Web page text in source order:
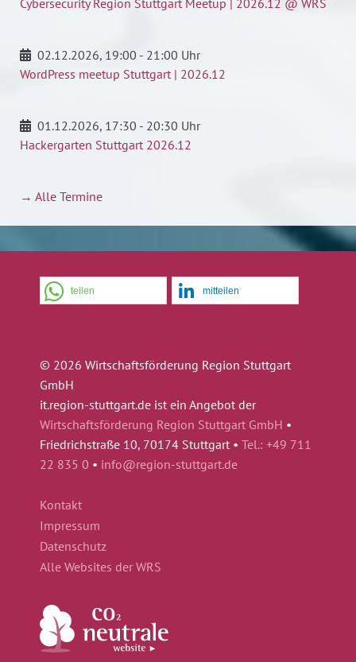
Cybersecurity Region Stuttgart Meetup | 2026.12 @ WRS
02.12.2026, 19:00 - 21:00 Uhr
WordPress meetup Stuttgart | 2026.12
01.12.2026, 17:30 - 20:30 Uhr
Hackergarten Stuttgart 2026.12
→ Alle Termine
teilen mitteilen
© 2026 Wirtschaftsförderung Region Stuttgart
GmbH
it.region-stuttgart.de ist ein Angebot der
Wirtschaftsförderung Region Stuttgart GmbH •
Friedrichstraße 10, 70174 Stuttgart • Tel.: +49 711
22 835 0 • info@region-stuttgart.de
Kontakt
Impressum
Datenschutz
Alle Websites der WRS